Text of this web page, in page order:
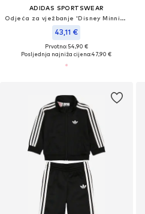
ADIDAS SPORTSWEAR
Odjeća za vježbanje 'Disney Minnie Maus'
43,11 €
Prvotno: 54,90 €
Posljednja najniža cijena:47,90 €